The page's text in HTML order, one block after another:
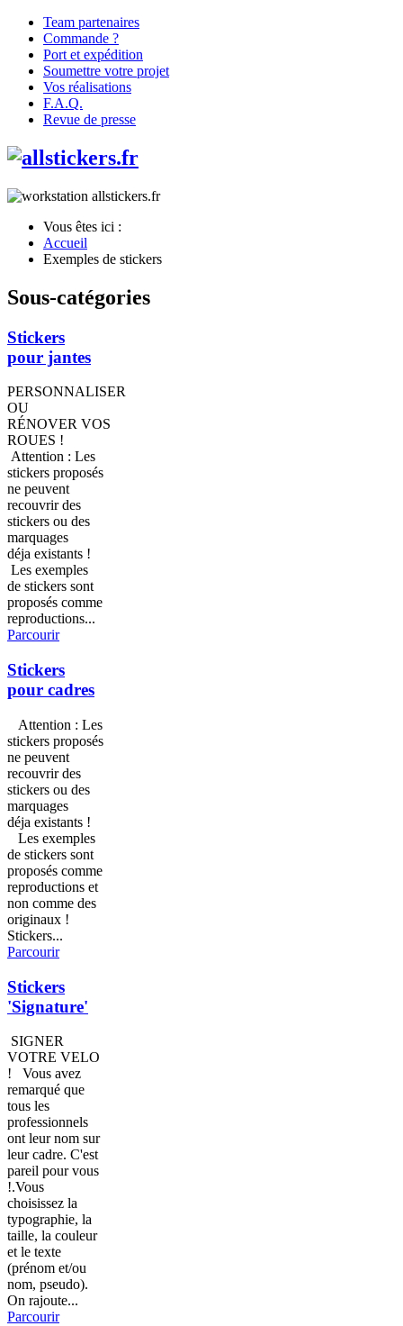
Team partenaires
Commande ?
Port et expédition
Soumettre votre projet
Vos réalisations
F.A.Q.
Revue de presse
Vous êtes ici :
Accueil
Exemples de stickers
Sous-catégories
Stickers
pour jantes
PERSONNALISER
OU
RÉNOVER VOS
ROUES !
Attention : Les
stickers proposés
ne peuvent
recouvrir des
stickers ou des
marquages
déja existants !
Les exemples
de stickers sont
proposés comme
reproductions...
Parcourir
Stickers
pour cadres
Attention : Les
stickers proposés
ne peuvent
recouvrir des
stickers ou des
marquages
déja existants !
Les exemples
de stickers sont
proposés comme
reproductions et
non comme des
originaux !
Stickers...
Parcourir
Stickers
'Signature'
SIGNER
VOTRE VELO
! Vous avez
remarqué que
tous les
professionnels
ont leur nom sur
leur cadre. C'est
pareil pour vous
!.Vous
choisissez la
typographie, la
taille, la couleur
et le texte
(prénom et/ou
nom, pseudo).
On rajoute...
Parcourir